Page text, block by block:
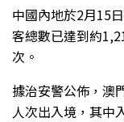
中國內地於2月15
客總數已達到約
次。
據治安警公佈，澳
人次出入境，其中